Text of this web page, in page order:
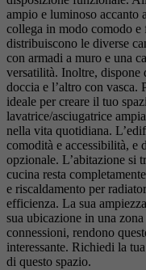
ampio e luminoso accanto
collega in modo comodo
distribuiscono le diverse
con armadi a muro e una
versatilità. Inoltre,
doccia e l’altro con vasca.
ideale per creare il tuo
lavatrice/asciugatrice
nella vita quotidiana.
comodità e accessibilità, e
opzionale. L’abitazione si
cucina resta
e riscaldamento per
efficienza. La sua
sua ubicazione in una
connessioni, rendono
interessante. Richiedi la
di questo spazio.